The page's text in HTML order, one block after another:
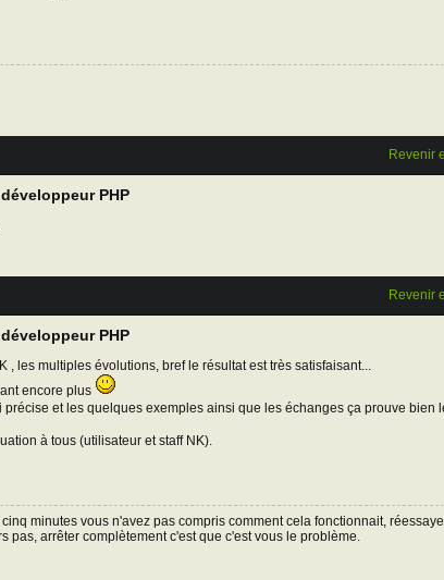
Revenir
PHP
Revenir
PHP
, les multiples évolutions, bref le résultat est très satisfaisant...
encore plus
et les quelques exemples ainsi que les échanges ça prouve bien
à tous (utilisateur et staff NK).
minutes vous n'avez pas compris comment cela fonctionnait,
pas, arrêter complètement c'est que c'est vous le problème.